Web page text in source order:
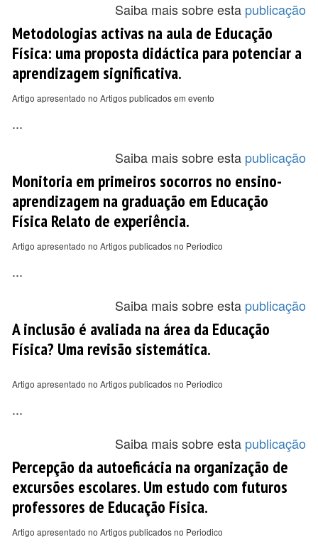
Saiba mais sobre esta publicação
Metodologias activas na aula de Educação
Física: uma proposta didáctica para potenciar a
aprendizagem significativa.
Artigo apresentado no Artigos publicados em evento
...
Saiba mais sobre esta publicação
Monitoria em primeiros socorros no ensino-
aprendizagem na graduação em Educação
Física Relato de experiência.
Artigo apresentado no Artigos publicados no Periodico
...
Saiba mais sobre esta publicação
A inclusão é avaliada na área da Educação
Física? Uma revisão sistemática.
Artigo apresentado no Artigos publicados no Periodico
...
Saiba mais sobre esta publicação
Percepção da autoeficácia na organização de
excursões escolares. Um estudo com futuros
professores de Educação Física.
Artigo apresentado no Artigos publicados no Periodico